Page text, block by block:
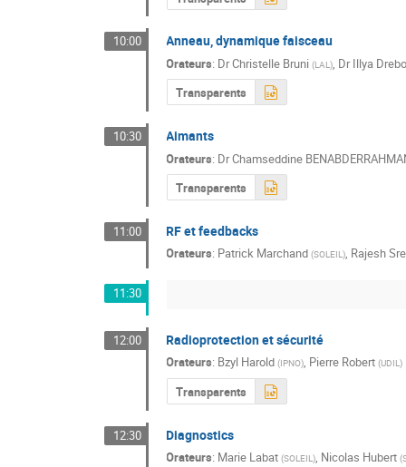
10:00 Anneau, dynamique faisceau
Orateurs: DrChristelle Bruni (LAL), DrIllya
Transparents
10:30 Aimants
Orateurs: DrChamseddine
Transparents
11:00 RF et feedbacks
Orateurs: Patrick Marchand (SOLEIL), Rajesh
11:30
12:00 Radioprotection et sécurité
Orateurs: Bzyl Harold (IPNO), Pierre Robert (UDIL)
Transparents
12:30 Diagnostics
Orateurs: Marie Labat (SOLEIL), Nicolas Hubert (